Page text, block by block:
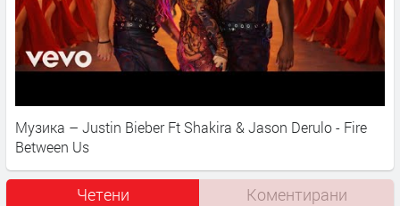
Музика – Justin Bieber Ft Shakira & Jason Derulo - Fire
Between Us
Четени Коментирани